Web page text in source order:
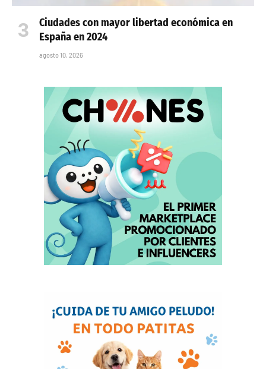
Ciudades con mayor libertad económica en
España en 2024
agosto 10, 2026